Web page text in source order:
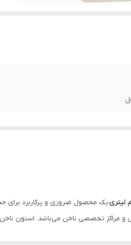
لیترییک محصول ضروری و پرکاربرد برای
و مراکز تخصصی ناخن می‌باشد. استون ناخن